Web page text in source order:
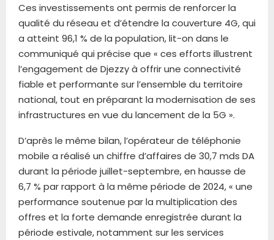
Ces investissements ont permis de renforcer la
qualité du réseau et d’étendre la couverture 4G, qui
a atteint 96,1 % de la population, lit-on dans le
communiqué qui précise que « ces efforts illustrent
l’engagement de Djezzy à offrir une connectivité
fiable et performante sur l’ensemble du territoire
national, tout en préparant la modernisation de ses
infrastructures en vue du lancement de la 5G ».
D’après le même bilan, l’opérateur de téléphonie
mobile a réalisé un chiffre d’affaires de 30,7 mds DA
durant la période juillet-septembre, en hausse de
6,7 % par rapport à la même période de 2024, « une
performance soutenue par la multiplication des
offres et la forte demande enregistrée durant la
période estivale, notamment sur les services